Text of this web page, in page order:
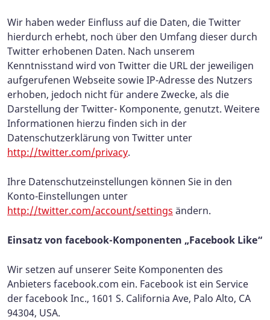
Wir haben weder Einfluss auf die Daten, die Twitter
hierdurch erhebt, noch über den Umfang dieser durch
Twitter erhobenen Daten. Nach unserem
Kenntnisstand wird von Twitter die URL der jeweiligen
aufgerufenen Webseite sowie IP-Adresse des Nutzers
erhoben, jedoch nicht für andere Zwecke, als die
Darstellung der Twitter- Komponente, genutzt. Weitere
Informationen hierzu finden sich in der
Datenschutzerklärung von Twitter unter
http://twitter.com/privacy.
Ihre Datenschutzeinstellungen können Sie in den
Konto-Einstellungen unter
http://twitter.com/account/settings ändern.
Einsatz von facebook-Komponenten „Facebook Like“
Wir setzen auf unserer Seite Komponenten des
Anbieters facebook.com ein. Facebook ist ein Service
der facebook Inc., 1601 S. California Ave, Palo Alto, CA
94304, USA.